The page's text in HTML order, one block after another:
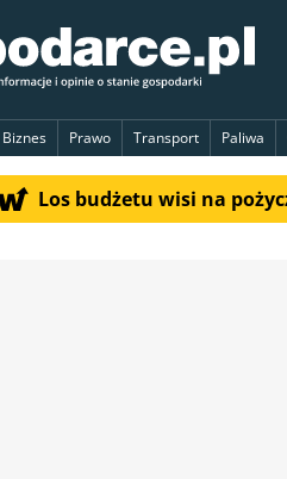
Biznes Prawo Transport Paliwa
Los budżetu wisi na